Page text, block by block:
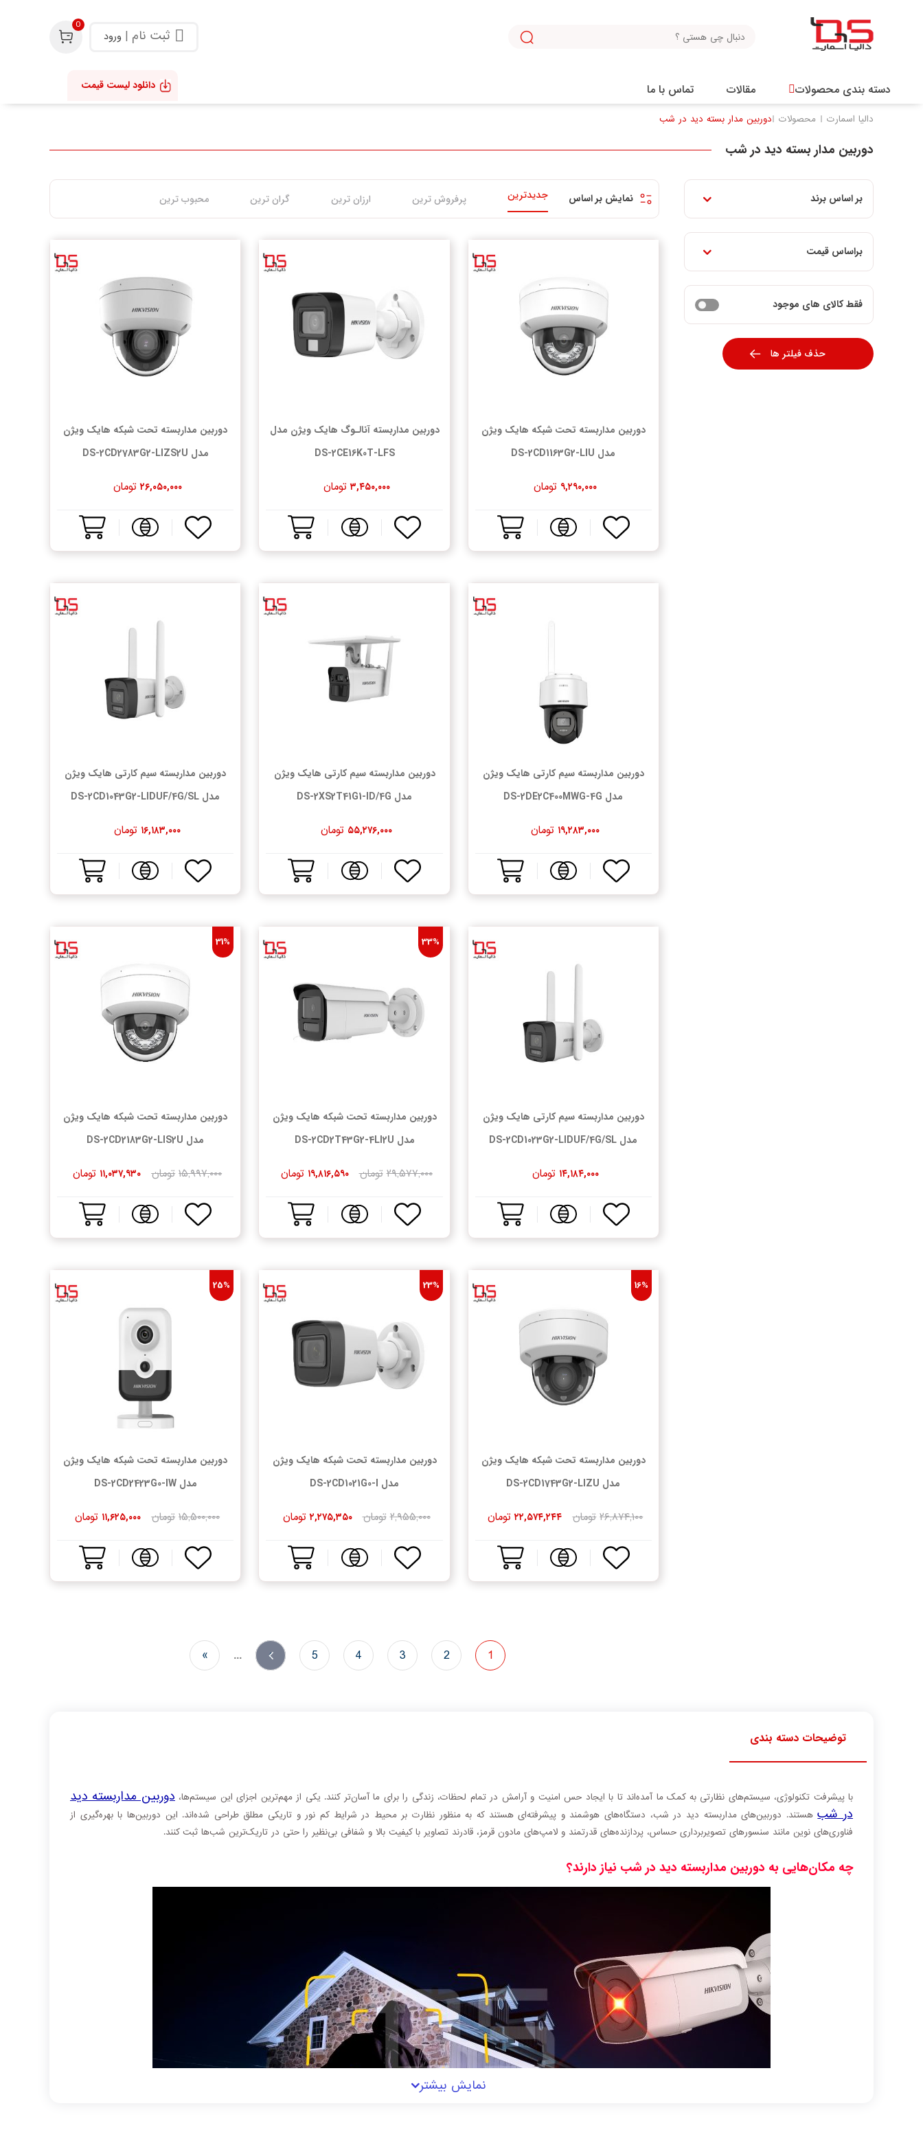
ثبت نام | ورود
0
دسته بندی محصولات مقالات تماس با ما دانلود لیست قیمت
دالیا اسمارت محصولات دوربین مدار بسته دید در شب
دوربین مدار بسته دید در شب
بر اساس برند
براساس قیمت
فقط کالای های موجود
حذف فیلتر ها
نمایش بر اساس جدیدترین پرفروش ترین ارزان ترین گران ترین محبوب ترین
دوربین مداربسته تحت شبکه هایک ویژن
مدل DS-2CD1163G2-LIU
۹,۲۹۰,۰۰۰ تومان
دوربین مداربسته آنالـوگ هایک ویژن مدل
DS-2CE16K0T-LFS
۳,۴۵۰,۰۰۰ تومان
دوربین مداربسته تحت شبکه هایک ویژن
مدل DS-2CD2783G2-LIZS2U
۲۶,۰۵۰,۰۰۰ تومان
دوربین مداربسته سیم کارتی هایک ویژن
مدل DS-2DE2C400MWG-4G
۱۹,۲۸۳,۰۰۰ تومان
دوربین مداربسته سیم کارتی هایک ویژن
مدل DS-2XS2T41G1-ID/4G
۵۵,۲۷۶,۰۰۰ تومان
دوربین مداربسته سیم کارتی هایک ویژن
مدل DS-2CD1043G2-LIDUF/4G/SL
۱۶,۱۸۳,۰۰۰ تومان
دوربین مداربسته سیم کارتی هایک ویژن
مدل DS-2CD1023G2-LIDUF/4G/SL
۱۴,۱۸۴,۰۰۰ تومان
33%
دوربین مداربسته تحت شبکه هایک ویژن
مدل DS-2CD2T43G2-4LI2U
۲۹,۵۷۷,۰۰۰ تومان ۱۹,۸۱۶,۵۹۰ تومان
31%
دوربین مداربسته تحت شبکه هایک ویژن
مدل DS-2CD2183G2-LIS2U
۱۵,۹۹۷,۰۰۰ تومان ۱۱,۰۳۷,۹۳۰ تومان
16%
دوربین مداربسته تحت شبکه هایک ویژن
مدل DS-2CD1743G2-LIZU
۲۶,۸۷۴,۱۰۰ تومان ۲۲,۵۷۴,۲۴۴ تومان
23%
دوربین مداربسته تحت شبکه هایک ویژن
مدل DS-2CD1021G0-I
۲,۹۵۵,۰۰۰ تومان ۲,۲۷۵,۳۵۰ تومان
25%
دوربین مداربسته تحت شبکه هایک ویژن
مدل DS-2CD2423G0-IW
۱۵,۵۰۰,۰۰۰ تومان ۱۱,۶۲۵,۰۰۰ تومان
1
2
3
4
5
›
...
»
توضیحات دسته بندی
با پیشرفت تکنولوژی، سیستم‌های نظارتی به کمک ما آمده‌اند تا با ایجاد حس امنیت و آرامش در تمام لحظات، زندگی را برای ما آسان‌تر کنند. یکی از مهم‌ترین اجزای این سیستم‌ها،دوربین‌ مداربسته دید
در شبهستند. دوربین‌های مداربسته دید در شب، دستگاه‌های هوشمند و پیشرفته‌ای هستند که به منظور نظارت بر محیط در شرایط کم نور و تاریکی مطلق طراحی شده‌اند. این دوربین‌ها با بهره‌گیری از
فناوری‌های نوین مانند سنسورهای تصویربرداری حساس، پردازنده‌های قدرتمند و لامپ‌های مادون قرمز، قادرند تصاویر با کیفیت بالا و شفافی بی‌نظیر را حتی در تاریک‌ترین شب‌ها ثبت کنند.
چه مکان‌هایی به دوربین مداربسته دید در شب نیاز دارند؟
نمایش بیشتر